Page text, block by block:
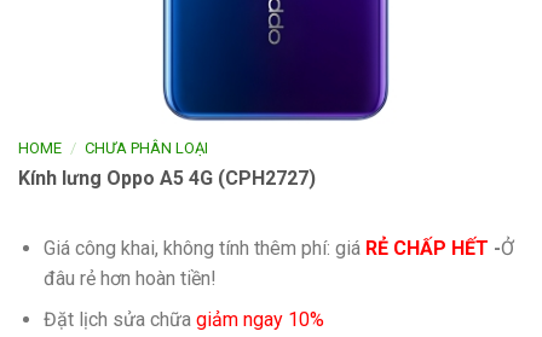
HOME / CHƯA PHÂN LOẠI
Kính lưng Oppo A5 4G (CPH2727)
Giá công khai, không tính thêm phí: giá RẺ CHẤP HẾT -Ở
đâu rẻ hơn hoàn tiền!
Đặt lịch sửa chữa giảm ngay 10%